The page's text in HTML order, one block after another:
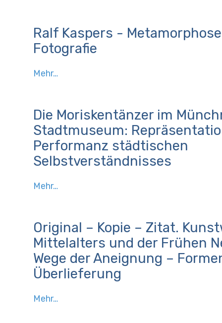
für
Kunstgeschichte
in
-
vor
der
Säkularisation
zwischen
Aufklärung
-
Ralf Kaspers -
Fotografie
Ralf
Metamorphosen
-
Fotografie
-
Mehr…
Die Moriskentänzer im
Stadtmuseum:
Performanz städtischen
Selbstverständnisses
Die
Münchner
Stadtmuseum:
Repräsentation
und
Performanz
Selbstverständnisses
Mehr…
Original – Kopie – Zitat.
Mittelalters und der Frühen
Wege der Aneignung –
Überlieferung
Original
Mehr…